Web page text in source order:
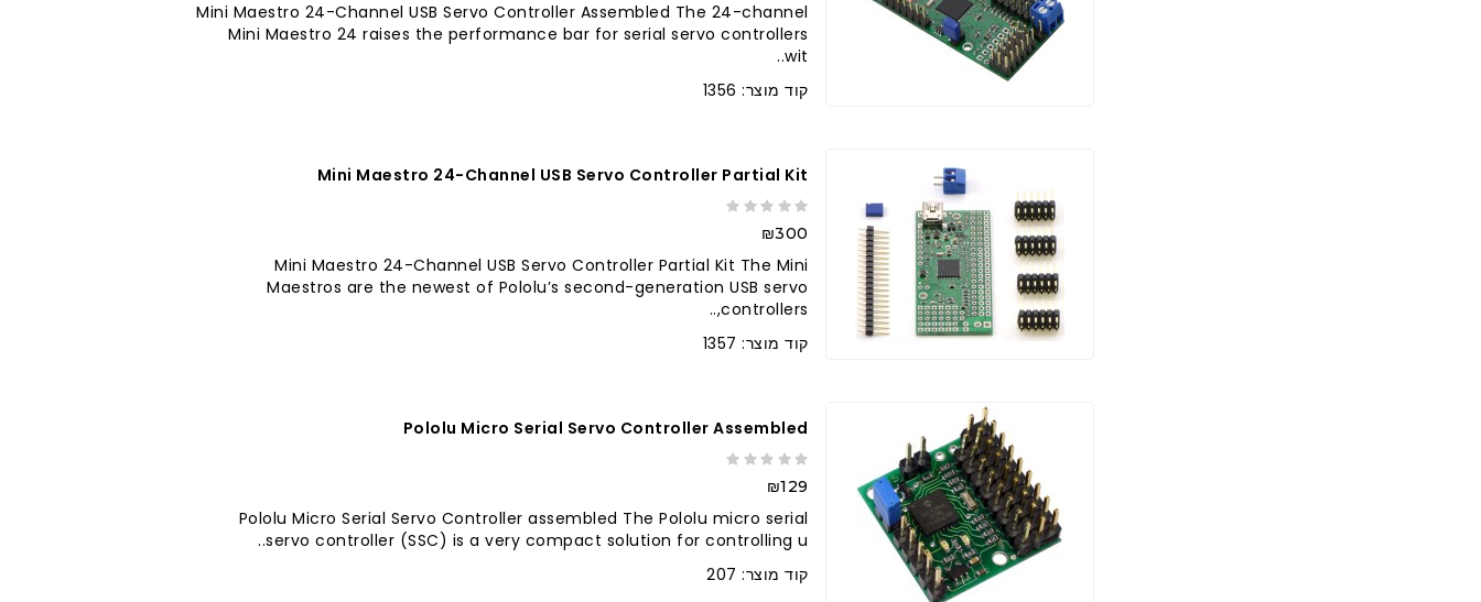
Mini Maestro 24-Channel USB Servo Controller Assembled The 24-channel
Mini Maestro 24 raises the performance bar for serial servo controllers
wit..
קוד מוצר: 1356
Mini Maestro 24-Channel USB Servo Controller Partial Kit
₪300
Mini Maestro 24-Channel USB Servo Controller Partial Kit The Mini
Maestros are the newest of Pololu’s second-generation USB servo
controllers,..
קוד מוצר: 1357
Pololu Micro Serial Servo Controller Assembled
₪129
Pololu Micro Serial Servo Controller assembled The Pololu micro serial
servo controller (SSC) is a very compact solution for controlling u..
קוד מוצר: 207